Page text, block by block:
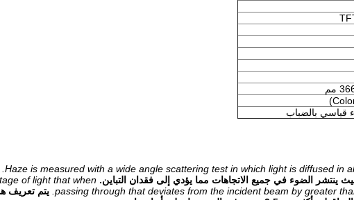
قياسي بالضباب
Haze is measured with a wide angle scattering test in which light is diffused in
ينتشر الضوء في جميع الاتجاهات مما يؤدي إلى فقدان التباين. of light that when
passing through that deviates from the incident beam by greater يتم تعريف